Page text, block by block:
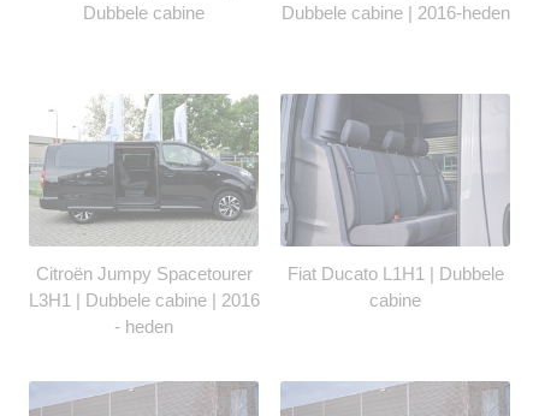
Dubbele cabine
Dubbele cabine | 2016-heden
Citroën Jumpy Spacetourer
L3H1 | Dubbele cabine | 2016
- heden
Fiat Ducato L1H1 | Dubbele
cabine